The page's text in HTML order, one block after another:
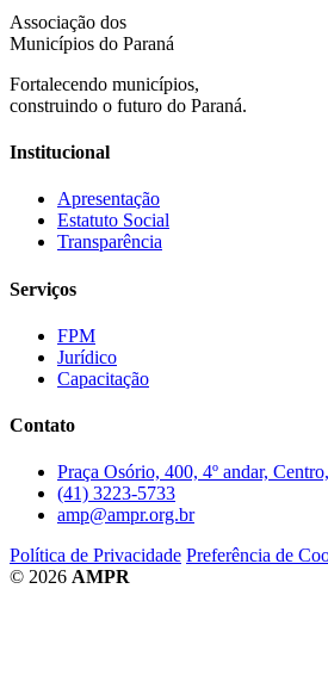
Associação dos
Municípios do Paraná
Fortalecendo municípios,
construindo o futuro do Paraná.
Institucional
Apresentação
Estatuto Social
Transparência
Serviços
FPM
Jurídico
Capacitação
Contato
Praça Osório, 400, 4º andar,
(41) 3223-5733
amp@ampr.org.br
Política de Privacidade Preferência de
© 2026 AMPR